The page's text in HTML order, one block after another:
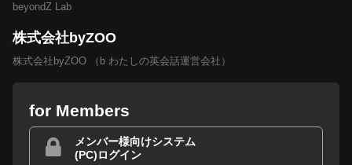
beyondZ Lab
株式会社byZOO
株式会社byZOO （b わたしの英会話運営会社）
for Members
メンバー様向けシステム
(PC)ログイン